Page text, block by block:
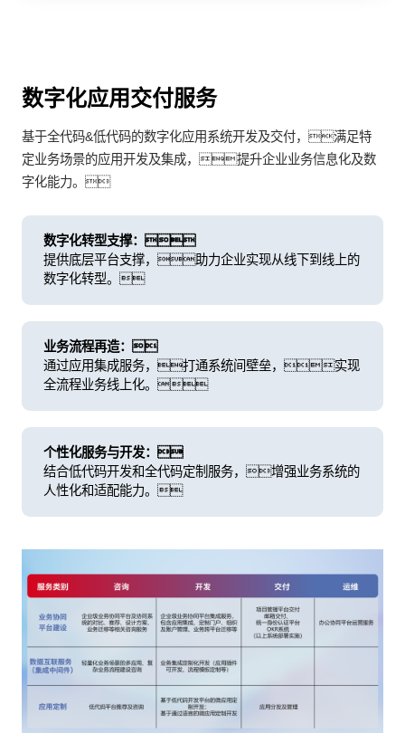
数字化应用交付服务
基于全代码&低代码的数字化应用系统开发及交付，满足特
定业务场景的应用开发及集成，提升企业业务信息化及数
字化能力。
数字化转型支撑：
提供底层平台支撑，助力企业实现从线下到线上的
数字化转型。
业务流程再造：
通过应用集成服务，打通系统间壁垒，实现
全流程业务线上化。
个性化服务与开发：
结合低代码开发和全代码定制服务，增强业务系统的
人性化和适配能力。